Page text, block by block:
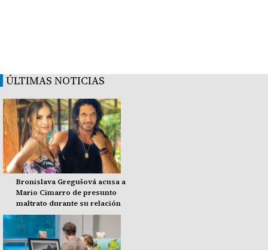
ÚLTIMAS NOTICIAS
Bronislava Gregušová acusa a
Mario Cimarro de presunto
maltrato durante su relación